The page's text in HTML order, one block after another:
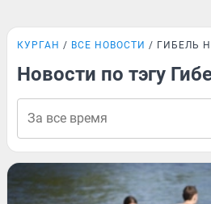
КУРГАН ВСЕ НОВОСТИ ГИБЕЛЬ
Новости по тэгу